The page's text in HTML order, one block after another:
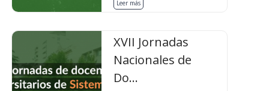
Leer más
XVII Jornadas
Nacionales de
Do...